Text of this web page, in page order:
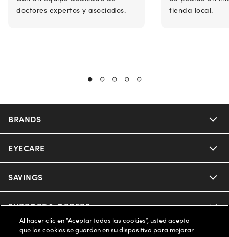
doctores expertos y asociados.
tienda local.
BRANDS
Nuance Audio
Ray-Ban
Ray-Ban | Meta
EYECARE
Our Eyeglasses
Our Sunglasses
Our Contact Lenses
SAVINGS
Offers & Discount
Insurance
SUPPORT & ORDERS
Al hacer clic en “Aceptar todas las cookies”, usted acepta
que las cookies se guarden en su dispositivo para mejorar